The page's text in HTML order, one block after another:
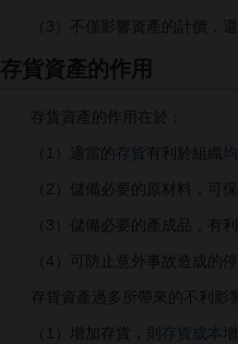
（3）不僅影響資產的計價，還
存貨資產的作用
存貨資產的作用在於：
（1）適當的 存貨 有利於組織
（2）儲備必要的原材料，可保
（3）儲備必要的產成品，有利
（4）可防止意外事故造成的停
存貨資產過多所帶來的不利影響
（1）增加存貨，則 存貨成本